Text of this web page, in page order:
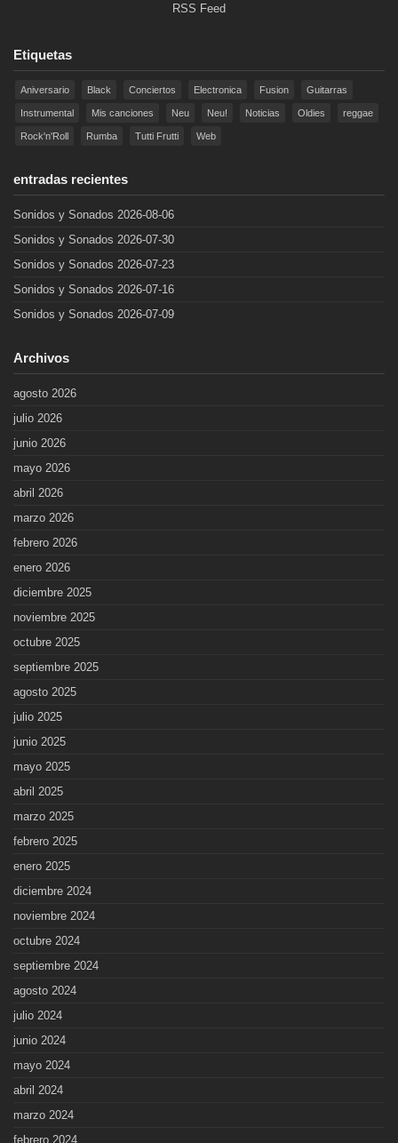
RSS Feed
Etiquetas
Aniversario Black Conciertos Electronica Fusion Guitarras
Instrumental Mis canciones Neu Neu! Noticias Oldies reggae
Rock'n'Roll Rumba Tutti Frutti Web
entradas recientes
Sonidos y Sonados 2026-08-06
Sonidos y Sonados 2026-07-30
Sonidos y Sonados 2026-07-23
Sonidos y Sonados 2026-07-16
Sonidos y Sonados 2026-07-09
Archivos
agosto 2026
julio 2026
junio 2026
mayo 2026
abril 2026
marzo 2026
febrero 2026
enero 2026
diciembre 2025
noviembre 2025
octubre 2025
septiembre 2025
agosto 2025
julio 2025
junio 2025
mayo 2025
abril 2025
marzo 2025
febrero 2025
enero 2025
diciembre 2024
noviembre 2024
octubre 2024
septiembre 2024
agosto 2024
julio 2024
junio 2024
mayo 2024
abril 2024
marzo 2024
febrero 2024